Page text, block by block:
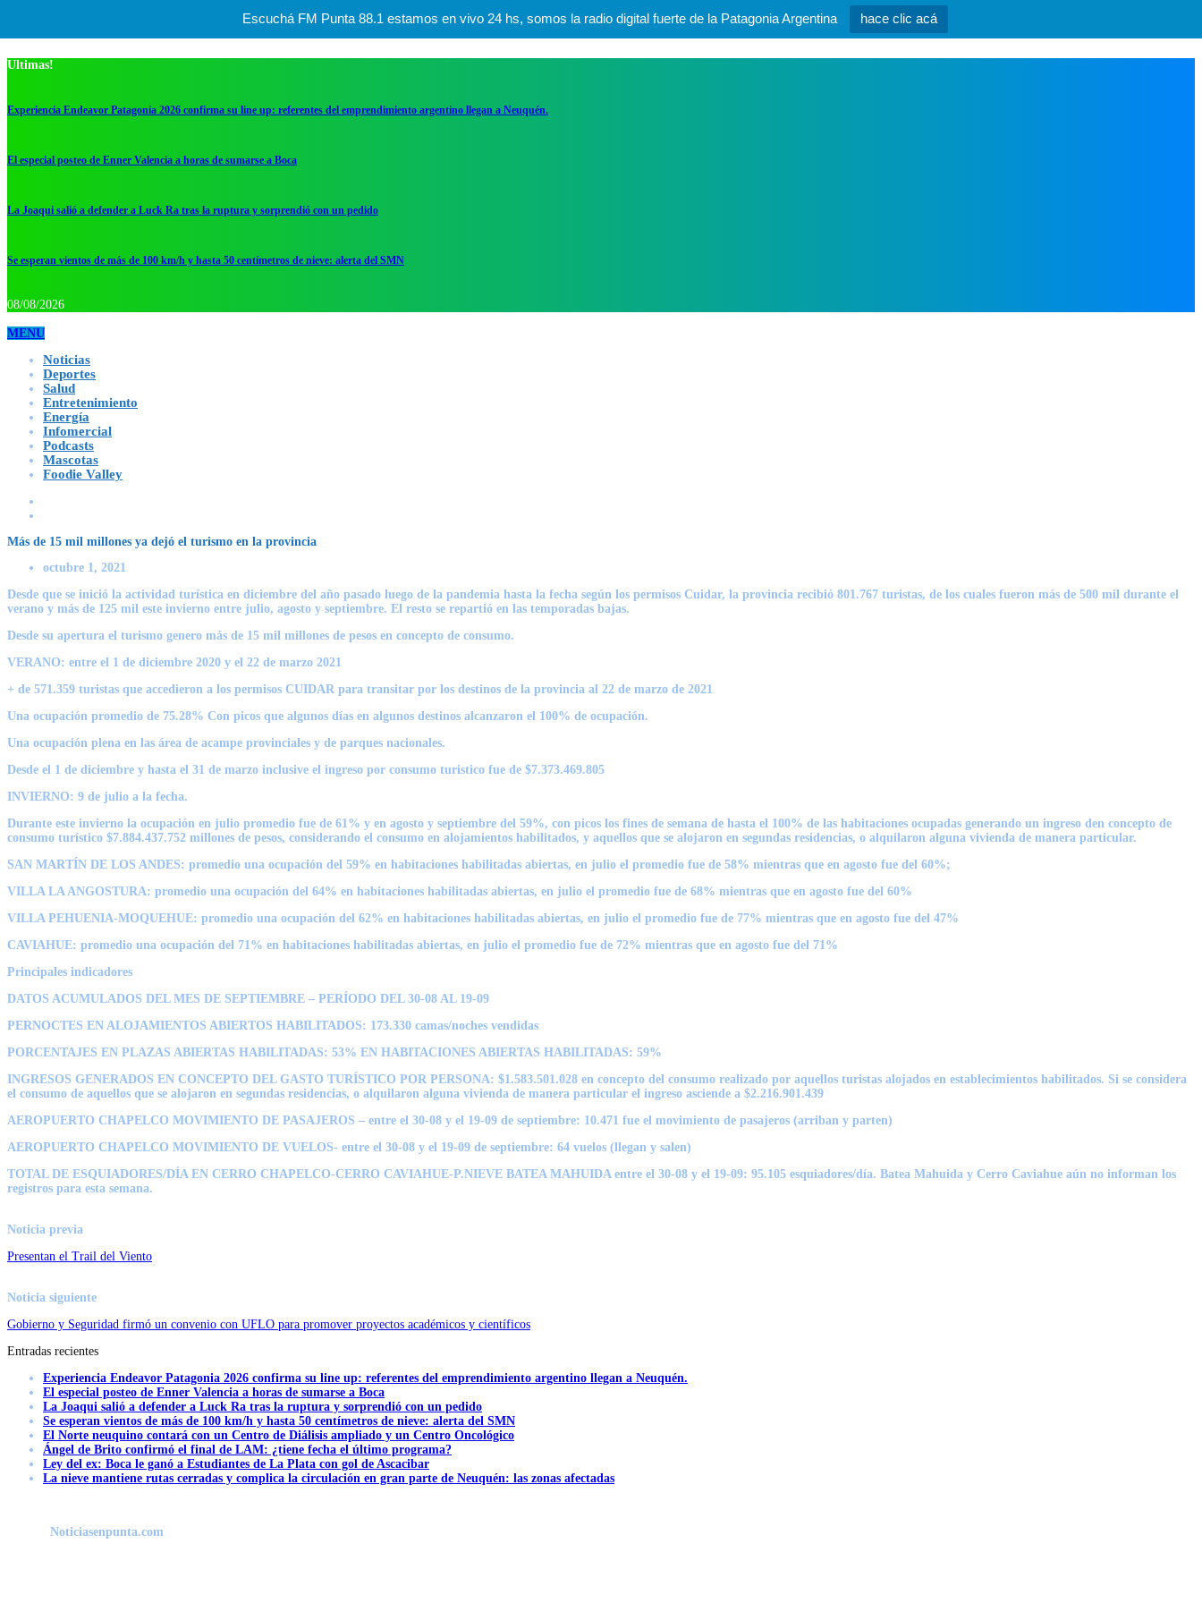
Escuchá FM Punta 88.1 estamos en vivo 24 hs, somos la radio digital fuerte de la Patagonia Argentina hace clic acá
Ultimas!
Experiencia Endeavor Patagonia 2026 confirma su line up: referentes del emprendimiento argentino llegan a Neuquén.
El especial posteo de Enner Valencia a horas de sumarse a Boca
La Joaqui salió a defender a Luck Ra tras la ruptura y sorprendió con un pedido
Se esperan vientos de más de 100 km/h y hasta 50 centímetros de nieve: alerta del SMN
08/08/2026
MENU
Noticias
Deportes
Salud
Entretenimiento
Energía
Infomercial
Podcasts
Mascotas
Foodie Valley
Más de 15 mil millones ya dejó el turismo en la provincia
octubre 1, 2021
Desde que se inició la actividad turística en diciembre del año pasado luego de la pandemia hasta la fecha según los permisos Cuidar, la provincia recibió 801.767 turistas, de los cuales fueron más de 500 mil durante el
verano y más de 125 mil este invierno entre julio, agosto y septiembre. El resto se repartió en las temporadas bajas.
Desde su apertura el turismo genero más de 15 mil millones de pesos en concepto de consumo.
VERANO: entre el 1 de diciembre 2020 y el 22 de marzo 2021
+ de 571.359 turistas que accedieron a los permisos CUIDAR para transitar por los destinos de la provincia al 22 de marzo de 2021
Una ocupación promedio de 75.28% Con picos que algunos días en algunos destinos alcanzaron el 100% de ocupación.
Una ocupación plena en las área de acampe provinciales y de parques nacionales.
Desde el 1 de diciembre y hasta el 31 de marzo inclusive el ingreso por consumo turistico fue de $7.373.469.805
INVIERNO: 9 de julio a la fecha.
Durante este invierno la ocupación en julio promedio fue de 61% y en agosto y septiembre del 59%, con picos los fines de semana de hasta el 100% de las habitaciones ocupadas generando un ingreso den concepto de
consumo turístico $7.884.437.752 millones de pesos, considerando el consumo en alojamientos habilitados, y aquellos que se alojaron en segundas residencias, o alquilaron alguna vivienda de manera particular.
SAN MARTÍN DE LOS ANDES: promedio una ocupación del 59% en habitaciones habilitadas abiertas, en julio el promedio fue de 58% mientras que en agosto fue del 60%;
VILLA LA ANGOSTURA: promedio una ocupación del 64% en habitaciones habilitadas abiertas, en julio el promedio fue de 68% mientras que en agosto fue del 60%
VILLA PEHUENIA-MOQUEHUE: promedio una ocupación del 62% en habitaciones habilitadas abiertas, en julio el promedio fue de 77% mientras que en agosto fue del 47%
CAVIAHUE: promedio una ocupación del 71% en habitaciones habilitadas abiertas, en julio el promedio fue de 72% mientras que en agosto fue del 71%
Principales indicadores
DATOS ACUMULADOS DEL MES DE SEPTIEMBRE – PERÍODO DEL 30-08 AL 19-09
PERNOCTES EN ALOJAMIENTOS ABIERTOS HABILITADOS: 173.330 camas/noches vendidas
PORCENTAJES EN PLAZAS ABIERTAS HABILITADAS: 53% EN HABITACIONES ABIERTAS HABILITADAS: 59%
INGRESOS GENERADOS EN CONCEPTO DEL GASTO TURÍSTICO POR PERSONA: $1.583.501.028 en concepto del consumo realizado por aquellos turistas alojados en establecimientos habilitados. Si se considera
el consumo de aquellos que se alojaron en segundas residencias, o alquilaron alguna vivienda de manera particular el ingreso asciende a $2.216.901.439
AEROPUERTO CHAPELCO MOVIMIENTO DE PASAJEROS – entre el 30-08 y el 19-09 de septiembre: 10.471 fue el movimiento de pasajeros (arriban y parten)
AEROPUERTO CHAPELCO MOVIMIENTO DE VUELOS- entre el 30-08 y el 19-09 de septiembre: 64 vuelos (llegan y salen)
TOTAL DE ESQUIADORES/DÍA EN CERRO CHAPELCO-CERRO CAVIAHUE-P.NIEVE BATEA MAHUIDA entre el 30-08 y el 19-09: 95.105 esquiadores/día. Batea Mahuida y Cerro Caviahue aún no informan los
registros para esta semana.
Noticia previa
Presentan el Trail del Viento
Noticia siguiente
Gobierno y Seguridad firmó un convenio con UFLO para promover proyectos académicos y científicos
Entradas recientes
Experiencia Endeavor Patagonia 2026 confirma su line up: referentes del emprendimiento argentino llegan a Neuquén.
El especial posteo de Enner Valencia a horas de sumarse a Boca
La Joaqui salió a defender a Luck Ra tras la ruptura y sorprendió con un pedido
Se esperan vientos de más de 100 km/h y hasta 50 centímetros de nieve: alerta del SMN
El Norte neuquino contará con un Centro de Diálisis ampliado y un Centro Oncológico
Ángel de Brito confirmó el final de LAM: ¿tiene fecha el último programa?
Ley del ex: Boca le ganó a Estudiantes de La Plata con gol de Ascacibar
La nieve mantiene rutas cerradas y complica la circulación en gran parte de Neuquén: las zonas afectadas
Noticiasenpunta.com